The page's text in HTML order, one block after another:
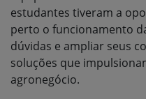
estudantes tiveram a
perto o funcionamento
dúvidas e ampliar seus
soluções que
agronegócio.